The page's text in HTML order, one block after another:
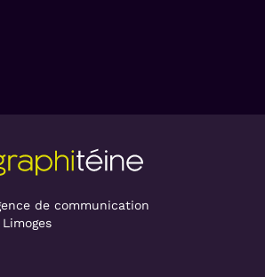
de communication